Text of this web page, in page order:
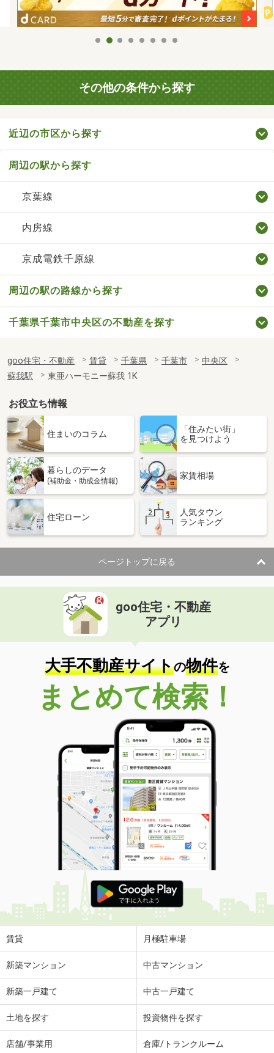
その他の条件から探す
近辺の市区から探す
周辺の駅から探す
京葉線
内房線
京成電鉄千原線
周辺の駅の路線から探す
千葉県千葉市中央区の不動産を探す
goo住宅・不動産 賃貸 千葉県 千葉市
中央区
蘇我駅
東亜ハーモニー蘇我 1K
お役立ち情報
住まいのコラム
「住みたい街」
を見つけよう
暮らしのデータ
(補助金・助成金情報)
家賃相場
住宅ローン
人気タウン
ランキング
ページトップに戻る
goo住宅・不動産
アプリ
大手不動産サイトの物件を
まとめて検索！
賃貸 月極駐車場
新築マンション 中古マンション
新築一戸建て 中古一戸建て
土地を探す 投資物件を探す
店舗/事業用 倉庫/トランクルーム